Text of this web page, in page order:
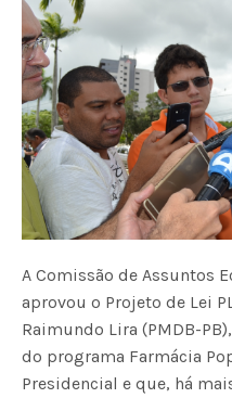
A Comissão de Assuntos
aprovou o Projeto de Lei
Raimundo Lira (PMDB-
do programa Farmácia
Presidencial e que, há